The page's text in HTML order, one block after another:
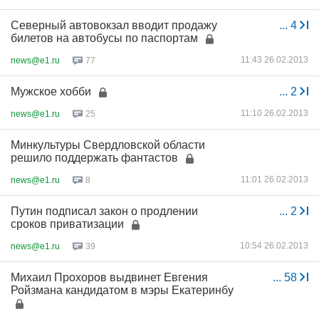
... 4
Северный автовокзал вводит продажу
билетов на автобусы по паспортам
news@e1.ru 77 11:43 26.02.2013
... 2
Мужское хобби
news@e1.ru 25 11:10 26.02.2013
Минкультуры Свердловской области
решило поддержать фантастов
news@e1.ru 8 11:01 26.02.2013
... 2
Путин подписал закон о продлении
сроков приватизации
news@e1.ru 39 10:54 26.02.2013
... 58
Михаил Прохоров выдвинет Евгения
Ройзмана кандидатом в мэры Екатеринбу